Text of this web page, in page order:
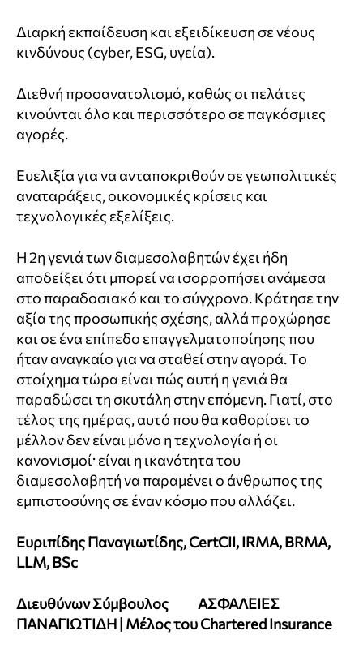
Διαρκή εκπαίδευση και εξειδίκευση σε νέους
κινδύνους (cyber, ESG, υγεία).
Διεθνή προσανατολισμό, καθώς οι πελάτες
κινούνται όλο και περισσότερο σε παγκόσμιες
αγορές.
Ευελιξία για να ανταποκριθούν σε γεωπολιτικές
αναταράξεις, οικονομικές κρίσεις και
τεχνολογικές εξελίξεις.
Η 2η γενιά των διαμεσολαβητών έχει ήδη
αποδείξει ότι μπορεί να ισορροπήσει ανάμεσα
στο παραδοσιακό και το σύγχρονο. Κράτησε την
αξία της προσωπικής σχέσης, αλλά προχώρησε
και σε ένα επίπεδο επαγγελματοποίησης που
ήταν αναγκαίο για να σταθεί στην αγορά. Το
στοίχημα τώρα είναι πώς αυτή η γενιά θα
παραδώσει τη σκυτάλη στην επόμενη. Γιατί, στο
τέλος της ημέρας, αυτό που θα καθορίσει το
μέλλον δεν είναι μόνο η τεχνολογία ή οι
κανονισμοί· είναι η ικανότητα του
διαμεσολαβητή να παραμένει ο άνθρωπος της
εμπιστοσύνης σε έναν κόσμο που αλλάζει.
Ευριπίδης Παναγιωτίδης, CertCII, IRMA, BRMA,
LLM, BSc
Διευθύνων Σύμβουλος ΑΣΦΑΛΕΙΕΣ
ΠΑΝΑΓΙΩΤΙΔΗ | Μέλος του Chartered Insurance